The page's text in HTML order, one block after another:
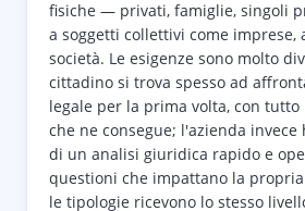
fisiche — privati, famiglie, singoli
a soggetti collettivi come imprese,
società. Le esigenze sono molto
cittadino si trova spesso ad
legale per la prima volta, con
che ne consegue; l'azienda invece
di un analisi giuridica rapido e
questioni che impattano la
le tipologie ricevono lo stesso